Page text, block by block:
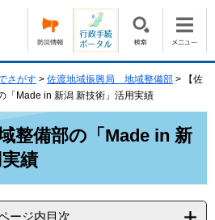
さがす > 佐渡地域振興局 地域整備部 >
【佐
「Made in 新潟 新技術」活用実績
整備部の「Made in 新
績
ージ内目次